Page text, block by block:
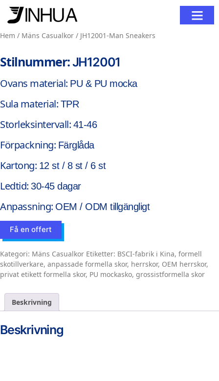
Hem / Mäns Casualkor / JH12001-Man Sneakers
Stilnummer:JH12001
Ovans material: PU & PU mocka
Sula material: TPR
Storleksintervall: 41-46
Förpackning: Färglåda
Kartong: 12 st / 8 st / 6 st
Ledtid: 30-45 dagar
Anpassning: OEM / ODM tillgängligt
Få en offert
Kategori: Mäns Casualkor Etiketter: BSCI-fabrik i Kina, formell
skotillverkare, anpassade formella skor, herrskor, OEM herrskor,
privat etikett formella skor, PU mockasko, grossistformella skor
Beskrivning
Beskrivning